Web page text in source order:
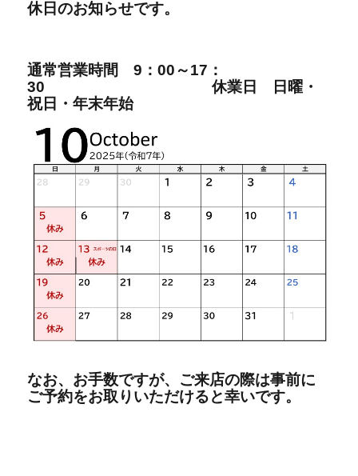
休日のお知らせです。
通常営業時間9：00～17：
30
休業日 日曜・
祝日・年末年始
なお、お手数ですが、ご来店の際は事前に
ご予約をお取りいただけると幸いです。